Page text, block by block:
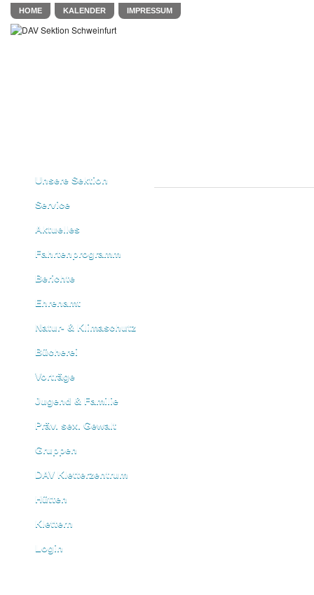
HOME KALENDER IMPRESSUM
Unsere Sektion
Service
Aktuelles
Fahrtenprogramm
Berichte
Ehrenamt
Natur- & Klimaschutz
Bücherei
Vorträge
Jugend & Familie
Präv. sex. Gewalt
Gruppen
DAV Kletterzentrum
Hütten
Klettern
Login